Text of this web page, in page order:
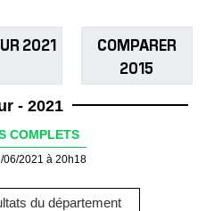
2021
COMPARER
2015
- 2021
COMPLETS
06/2021 à 20h18
du département